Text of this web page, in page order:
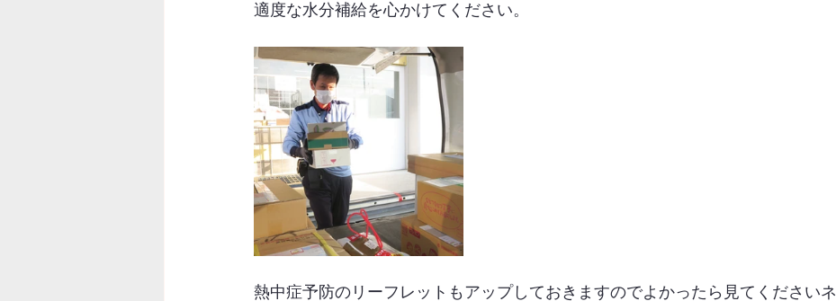
適度な水分補給を心かけてください。
熱中症予防のリーフレットもアップしておきますのでよかったら見てくださいネ